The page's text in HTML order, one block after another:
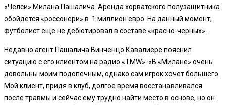
«Челси» Милана Пашалича. Аренда хорватского полузащитника
обойдется «россонери» в 1 миллион евро. На данный момент,
футболист еще не дебютировал в составе «красно-черных».
Недавно агент Пашалича Винченцо Кавалиере пояснил
ситуацию с его клиентом на радио «TMW»: «В «Милане» очень
довольны моим подопечным, однако сам игрок хочет большего.
Мой клиент, придя в клуб, долгое время восстанавливался
после травмы и сейчас ему трудно найти место в основе, но он